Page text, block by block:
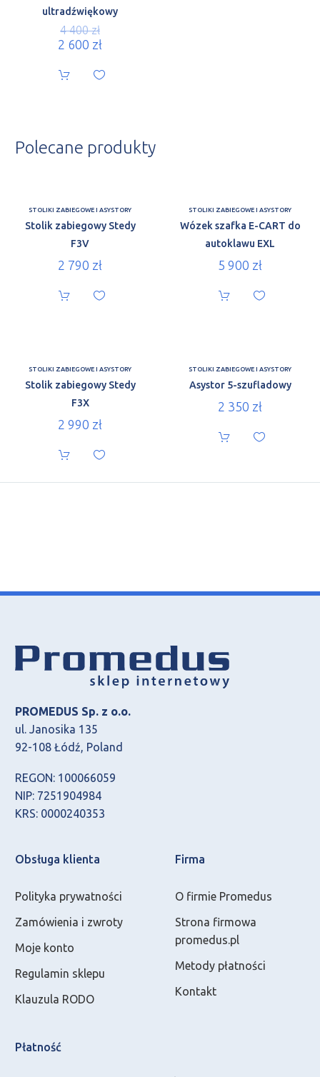
ultradźwiękowy
4 400zł
2 600 zł
Polecane produkty
STOLIKI ZABIEGOWE I ASYSTORY
Stolik zabiegowy Stedy
F3V
2 790 zł
STOLIKI ZABIEGOWE I ASYSTORY
Wózek szafka E-CART do
autoklawu EXL
5 900 zł
STOLIKI ZABIEGOWE I ASYSTORY
Stolik zabiegowy Stedy
F3X
2 990 zł
STOLIKI ZABIEGOWE I ASYSTORY
Asystor 5-szufladowy
2 350 zł
PROMEDUS Sp. z o.o.
ul. Janosika 135
92-108 Łódź, Poland
REGON: 100066059
NIP: 7251904984
KRS: 0000240353
Obsługa klienta
Polityka prywatności
Zamówienia i zwroty
Moje konto
Regulamin sklepu
Klauzula RODO
Firma
O firmie Promedus
Strona firmowa
promedus.pl
Metody płatności
Kontakt
Płatność